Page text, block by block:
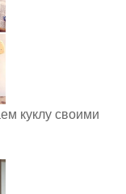
куклу своими